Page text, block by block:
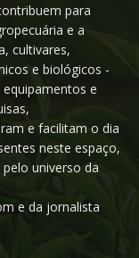
para
e a
cultivares,
e biológicos -
e
e facilitam o dia
neste espaço,
universo da
e da jornalista